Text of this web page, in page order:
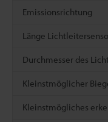
Emissionsrichtung
Länge
Durchmesser des
Kleinstmöglicher
Kleinstmögliches